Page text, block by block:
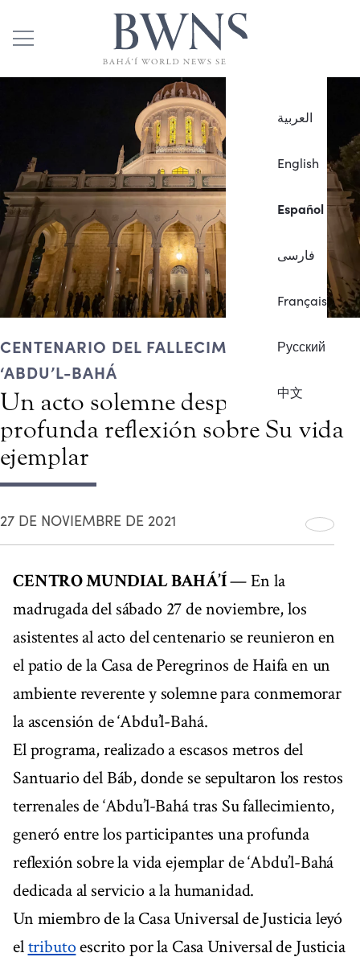
العربية
English
Español
فارسی
Français
Русский
中文
CENTENARIO DEL FALLECIMIENTO DE
‘ABDU’L-BAHÁ
Un acto solemne despierta una
profunda reflexión sobre Su vida
ejemplar
27 DE NOVIEMBRE DE 2021
CENTRO MUNDIAL BAHÁ’Í— En la
madrugada del sábado 27 de noviembre, los
asistentes al acto del centenario se reunieron en
el patio de la Casa de Peregrinos de Haifa en un
ambiente reverente y solemne para conmemorar
la ascensión de ‘Abdu’l-Bahá.
El programa, realizado a escasos metros del
Santuario del Báb, donde se sepultaron los restos
terrenales de ‘Abdu’l-Bahá tras Su fallecimiento,
generó entre los participantes una profunda
reflexión sobre la vida ejemplar de ‘Abdu’l-Bahá
dedicada al servicio a la humanidad.
Un miembro de la Casa Universal de Justicia leyó
eltributoescrito por la Casa Universal de Justicia